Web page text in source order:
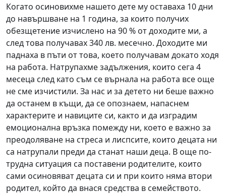
Когато осиновихме нашето дете му оставаха 10 дни
до навършване на 1 година, за които получих
обезщетение изчислено на 90 % от доходите ми, а
след това получавах 340 лв. месечно. Доходите ми
паднаха в пъти от това, което получавам докато ходя
на работа. Натрупахме задължения, които сега 4
месеца след като съм се върнала на работа все още
не сме изчистили. За нас и за детето ни беше важно
да останем в къщи, да се опознаем, напаснем
характерите и навиците си, както и да изградим
емоционална връзка помежду ни, което е важно за
преодоляване на стреса и лиспсите, които децата ни
са натрупали преди да станат наши деца. В още по-
трудна ситуация са поставени родителите, които
сами осиновяват децата си и при които няма втори
родител, който да внася средства в семейството.